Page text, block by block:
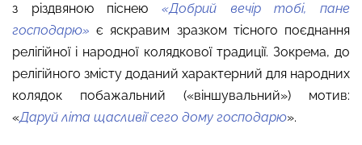
з різдвяною піснею «Добрий вечір
тобі, пане
господарю» є яскравим зразком тісного поєднання
релігійної і народної колядкової традиції. Зокрема, до
релігійного змісту доданий характерний для народних
колядок побажальний («віншувальний») мотив:
«Даруй літа щасливії сего дому господарю».